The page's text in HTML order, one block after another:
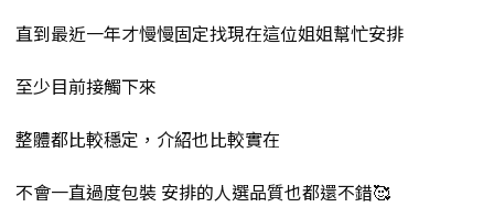
直到最近一年才慢慢固定找現在這位姐姐幫忙安排
至少目前接觸下來
整體都比較穩定，介紹也比較實在
不會一直過度包裝 安排的人選品質也都還不錯🥰